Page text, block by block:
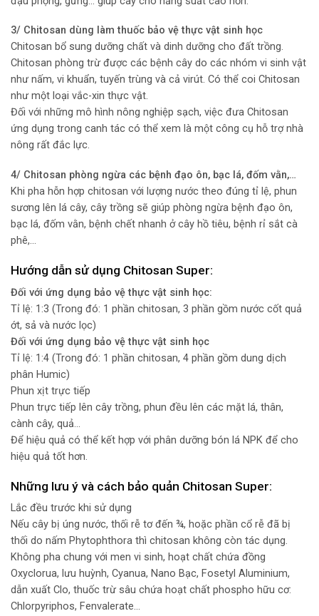
3/ Chitosan dùng làm thuốc bảo vệ thực vật sinh học
Chitosan bổ sung dưỡng chất và dinh dưỡng cho đất trồng.
Chitosan phòng trừ được các bệnh cây do các nhóm vi sinh vật
như nấm, vi khuẩn, tuyến trùng và cả virút. Có thể coi Chitosan
như một loại vắc-xin thực vật.
Đối với những mô hình nông nghiệp sạch, việc đưa Chitosan
ứng dụng trong canh tác có thể xem là một công cụ hỗ trợ nhà
nông rất đắc lực.
4/ Chitosan phòng ngừa các bệnh đạo ôn, bạc lá, đốm vằn,…
Khi pha hỗn hợp chitosan với lượng nước theo đúng tỉ lệ, phun
sương lên lá cây, cây trồng sẽ giúp phòng ngừa bệnh đạo ôn,
bạc lá, đốm vằn, bệnh chết nhanh ở cây hồ tiêu, bệnh rỉ sắt cà
phê,…
Hướng dẫn sử dụng Chitosan Super:
Đối với ứng dụng bảo vệ thực vật sinh học:
Tỉ lệ: 1:3 (Trong đó: 1 phần chitosan, 3 phần gồm nước cốt quả
ớt, sả và nước lọc)
Đối với ứng dụng bảo vệ thực vật sinh học
Tỉ lệ: 1:4 (Trong đó: 1 phần chitosan, 4 phần gồm dung dịch
phân Humic)
Phun xịt trực tiếp
Phun trực tiếp lên cây trồng, phun đều lên các mặt lá, thân,
cành cây, quả…
Để hiệu quả có thể kết hợp với phân dưỡng bón lá NPK để cho
hiệu quả tốt hơn.
Những lưu ý và cách bảo quản Chitosan Super:
Lắc đều trước khi sử dụng
Nếu cây bị úng nước, thối rễ tơ đến ¾, hoặc phần cổ rễ đã bị
thối do nấm Phytophthora thì chitosan không còn tác dụng.
Không pha chung với men vi sinh, hoạt chất chứa đồng
Oxyclorua, lưu huỳnh, Cyanua, Nano Bạc, Fosetyl Aluminium,
dẫn xuất Clo, thuốc trừ sâu chứa hoạt chất phospho hữu cơ:
Chlorpyriphos, Fenvalerate…